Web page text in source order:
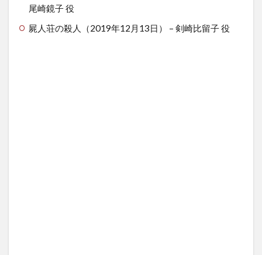
尾崎鏡子 役
屍人荘の殺人（2019年12月13日） – 剣崎比留子 役